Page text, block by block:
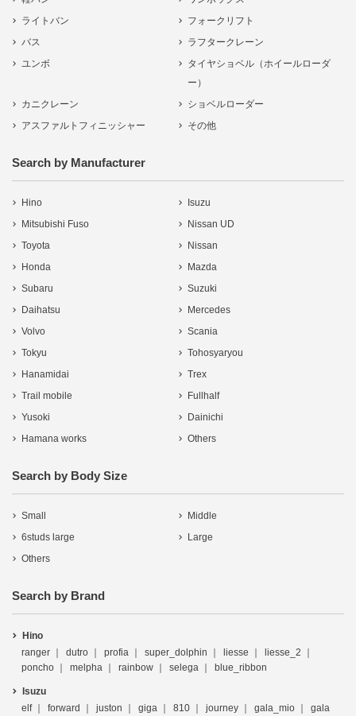
ライトバン
フォークリフト
バス
ラフタークレーン
ユンボ
タイヤショベル（ホイールローダ
ー）
カニクレーン
ショベルローダー
アスファルトフィニッシャー
その他
Search by Manufacturer
Hino
Isuzu
Mitsubishi Fuso
Nissan UD
Toyota
Nissan
Honda
Mazda
Subaru
Suzuki
Daihatsu
Mercedes
Volvo
Scania
Tokyu
Tohosyaryou
Hanamidai
Trex
Trail mobile
Fullhalf
Yusoki
Dainichi
Hamana works
Others
Search by Body Size
Small
Middle
6studs large
Large
Others
Search by Brand
Hino
ranger
dutro profia super_dolphin liesse
liesse_2
poncho
melpha rainbow selega blue_ribbon
Isuzu
elf
forward juston giga 810 journey gala_mio
gala